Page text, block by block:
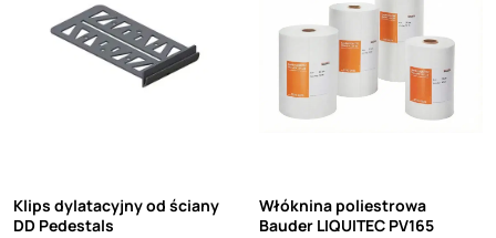
Klips dylatacyjny od ściany
DD Pedestals
Włóknina poliestrowa
Bauder LIQUITEC PV165